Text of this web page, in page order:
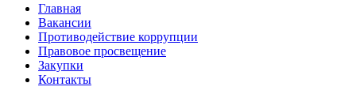
Главная
Вакансии
Противодействие коррупции
Правовое просвещение
Закупки
Контакты